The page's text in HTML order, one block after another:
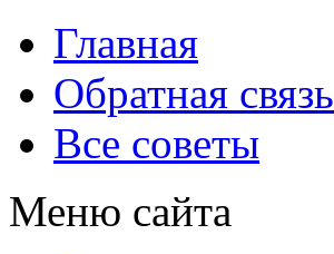
Главная
Обратная связь
Все советы
Меню сайта